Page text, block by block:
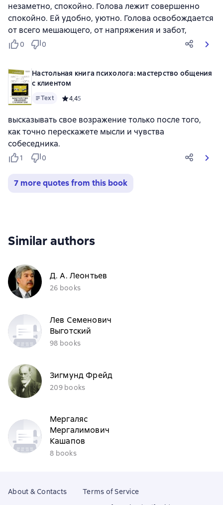
незаметно, спокойно. Голова лежит совершенно
спокойно. Ей удобно, уютно. Голова освобождается
от всего мешающего, от напряжения и забот,
0 0
Настольная книга психолога: мастерство общения
с клиентом
Text Средний рейтинг 4,4 на основе 5 оценок
4,45
высказывать свое возражение только после того,
как точно перескажете мысли и чувства
собеседника.
1 0
7 more quotes from this book
Similar authors
Д. А. Леонтьев
26 books
Лев Семенович
Выготский
98 books
Зигмунд Фрейд
209 books
Мергаляс
Мергалимович
Кашапов
8 books
About & Contacts
Terms of Service